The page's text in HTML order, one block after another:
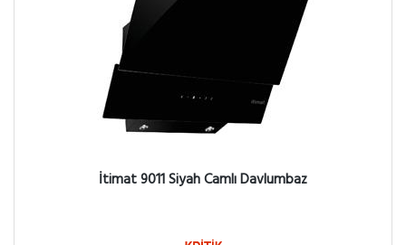
İtimat 9011 Siyah Camlı Davlumbaz